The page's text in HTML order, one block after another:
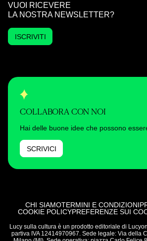
VUOI RICEVERE
LA NOSTRA NEWSLETTER?
ISCRIVITI
COLLABORA CON NOI
Hai delle buone idee che possono
SCRIVICI
CHI SIAMOTERMINI E CONDIZIONI
COOKIE POLICYPREFERENZE SUI
Lucy sulla cultura è un prodotto editoriale di
partiva IVA 12414970967. Sede legale: Via della